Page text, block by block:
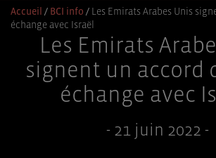
Accueil / BCI info / Les Emirats Arabes Unis
échange avec Israël
Les Emirats
signent un accord
échange avec
- 21 juin 2022 -